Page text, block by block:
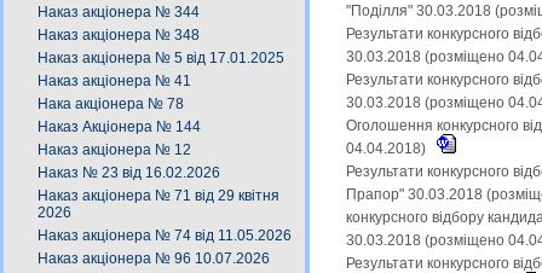
Наказ акціонера № 344
Наказ акціонера № 348
Наказ акціонера № 5 від 17.01.2025
Наказ акціонера № 41
Нака акціонера № 78
Наказ Акціонера № 144
Наказ акціонера № 12
Наказ № 23 від 16.02.2026
Наказ акціонера № 71 від 29 квітня
2026
Наказ акціонера № 74 від 11.05.2026
Наказ акціонера № 96 10.07.2026
"Поділля" 30.03.2018
Результати конкурсного
30.03.2018 (розміщено
Результати конкурсного
30.03.2018 (розміщено
Оголошення конкурсного
04.04.2018)
Результати конкурсного
Прапор" 30.03.2018
конкурсного відбору
30.03.2018 (розміщено
Результати конкурсного